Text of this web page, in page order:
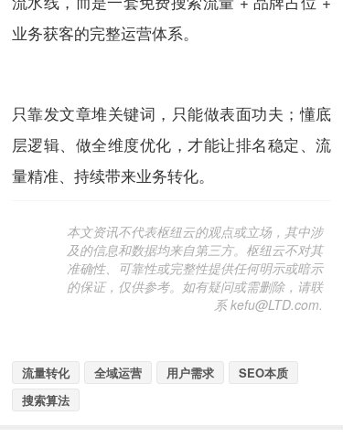
业务获客的完整运营体系。
只靠发文章堆关键词，只能做表面功夫；懂底
层逻辑、做全维度优化，才能让排名稳定、流
量精准、持续带来业务转化。
本文资讯不代表枢纽云的观点或立场，其中涉
及的信息和数据均来自第三方。枢纽云不对其
准确性、可靠性或完整性提供任何明示或暗示
的保证，仅供参考。如有疑问或需删除，请联
系 kefu@LTD.com.
流量转化 全域运营 用户需求
SEO本质
搜索算法